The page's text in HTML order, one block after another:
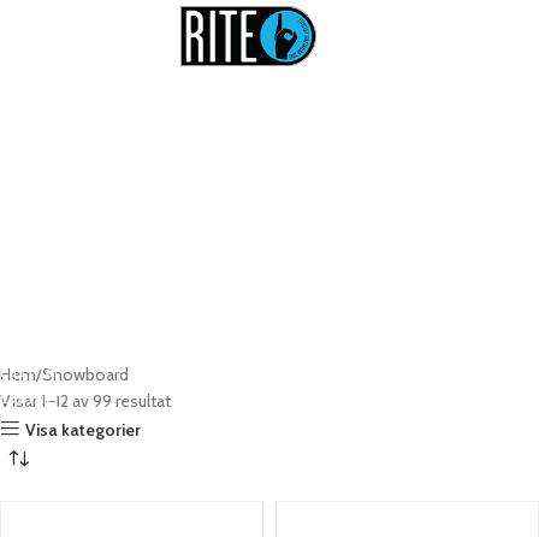
Läs mer
Läs mer
Läs mer
Hem Snowboard
Visar 1–12 av 99 resultat
Visa kategorier